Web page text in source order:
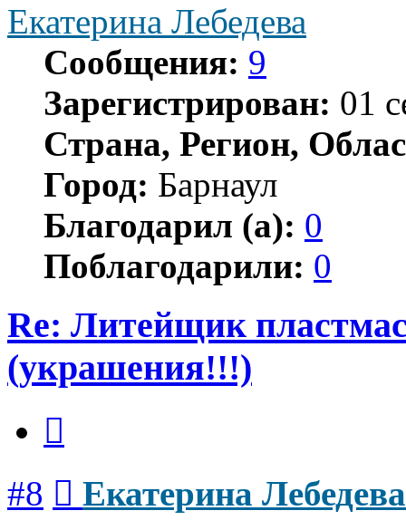
Екатерина Лебедева
Сообщения: 9
Зарегистрирован: 01
Страна, Регион,
Город: Барнаул
Благодарил (а): 0
Поблагодарили: 0
Re: Литейщик
(украшения!!!)
#8
Екатерина Лебедева